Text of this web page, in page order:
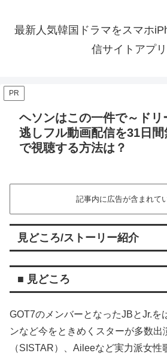
最新人気韓国ドラマをスマホ
信サイトアプリ
PR
ヘソンはこの一件で～ドリ
逃しフル動画配信を31日
で視聴する方法は？
記事内に広告が含まれて
見どころ/ストーリー紹介
■ 見どころ
GOT7のメンバーとなったJBとJr.を
ンなど今をときめくスターが多数出
（SISTAR）、Aileeなど実力派女性